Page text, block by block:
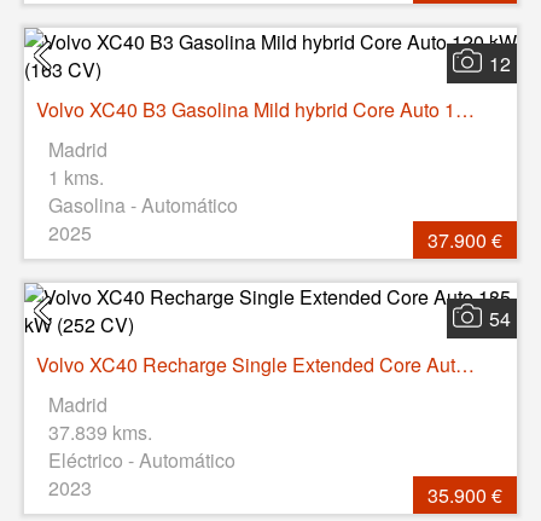
12
Volvo XC40 B3 Gasolina Mild hybrid Core Auto 120 kW (163 CV)
Madrid
1 kms.
Gasolina - Automático
2025
37.900 €
54
Volvo XC40 Recharge Single Extended Core Auto 185 kW (252 CV)
Madrid
37.839 kms.
Eléctrico - Automático
2023
35.900 €